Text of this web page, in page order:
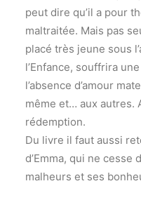
peut dire qu’il a pour
maltraitée. Mais pas
placé très jeune sous
l’Enfance, souffrira
l’absence d’amour
même et… aux autres.
rédemption.
Du livre il faut aussi
d’Emma, qui ne cesse
malheurs et ses